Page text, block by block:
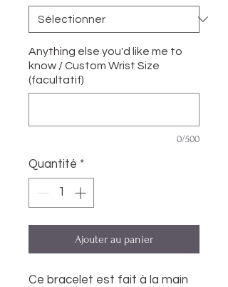
Anything else you'd like me to
know / Custom Wrist Size
(facultatif)
0/500
Quantité *
Ajouter au panier
Ce bracelet est fait à la main